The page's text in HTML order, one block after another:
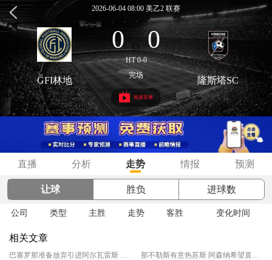
2026-06-04 08:00 美乙2 联赛
0 : 0
HT 0-0
GFI林地 完场 隆斯塔SC
视频直播
直播 分析 走势 情报 预测
让球 胜负 进球数
公司 类型 主胜 走势 客胜 变化时间
相关文章
巴塞罗那准备放弃引进阿尔瓦雷斯 红蓝军团认为交易难以实现
那不勒斯有意热苏斯 阿森纳希望直接出售球员